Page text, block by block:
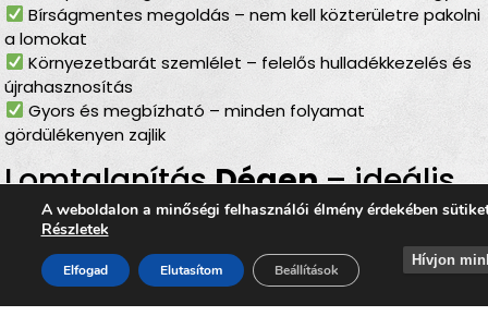
Bírságmentes megoldás – nem kell közterületre pakolni
a lomokat
Környezetbarát szemlélet – felelős hulladékkezelés és
újrahasznosítás
Gyors és megbízható – minden folyamat
gördülékenyen zajlik
LomtalanításDégen– ideális
választás minden helyzetben
Akárlakásfelújításról, költözésről, garázstakarításról,
padlás- vagy pinceürítésről, kert rendbetételéről
vagy építkezést követő hulladék eltávolításárólvan
A weboldalon a minőségi felhasználói élmény érdekében
Részletek
Elfogad Elutasítom Beállítások
Hívjon